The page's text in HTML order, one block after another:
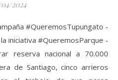
2024
#QueremosTupungato -
iniciativa #QueremosParque -
reserva nacional a 70.000
de Santiago, cinco arrieros